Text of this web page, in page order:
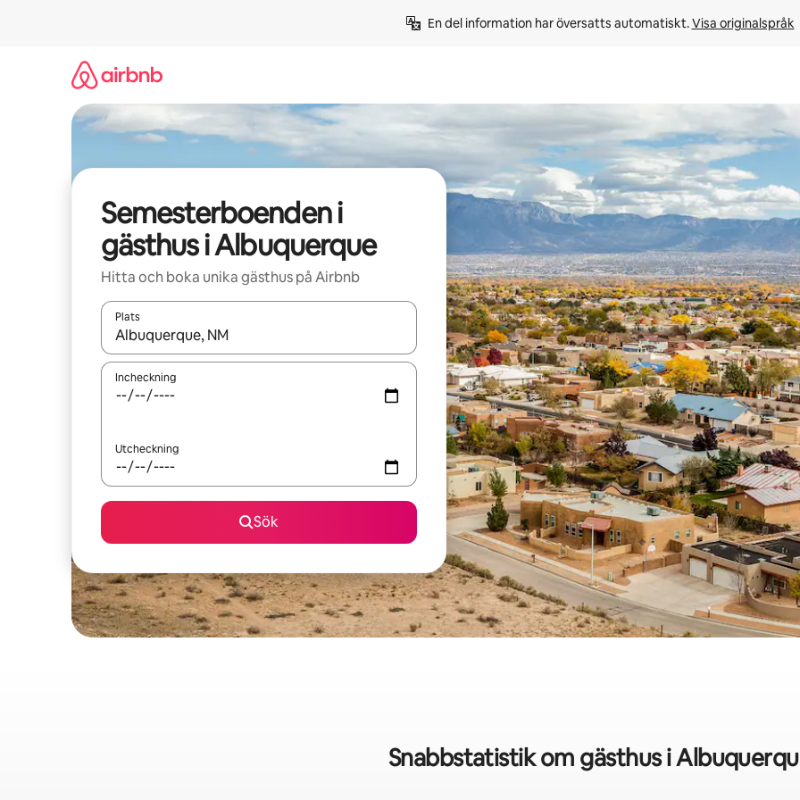
En del information har översatts automatiskt. Visa originalspråk
Semesterboenden i
gästhus i Albuquerque
Hitta och boka unika gästhus på Airbnb
Plats
När resultaten är tillgängliga kan du navigera med upp- och nedåtpilarna eller utforska genom att trycka eller svepa.
Incheckning
Utcheckning
Sök
Snabbstatistik om gästhus i